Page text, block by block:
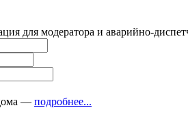
для модератора и аварийно-
— подробнее...